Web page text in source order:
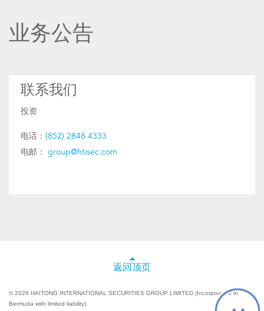
业务公告
联系我们
投资
电话： (852) 2848 4333
电邮： group@htisec.com
返回顶页
© 2026 HAITONG INTERNATIONAL SECURITIES GROUP LIMITED (Incorporated in
Bermuda with limited liability).